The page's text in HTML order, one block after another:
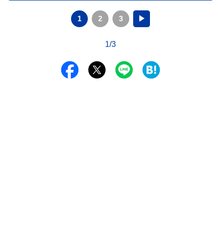
1 2 3 ▶
1/3